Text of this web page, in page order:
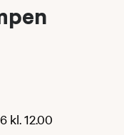
kl. 12.00